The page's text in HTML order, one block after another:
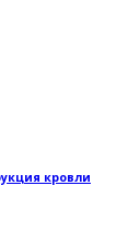
кровли